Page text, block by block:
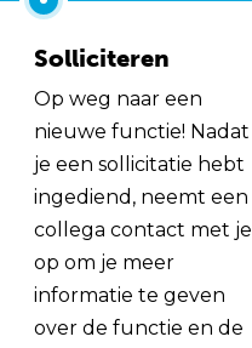
Solliciteren
Op weg naar een
nieuwe functie! Nadat
je een sollicitatie hebt
ingediend, neemt een
collega contact met je
op om je meer
informatie te geven
over de functie en de